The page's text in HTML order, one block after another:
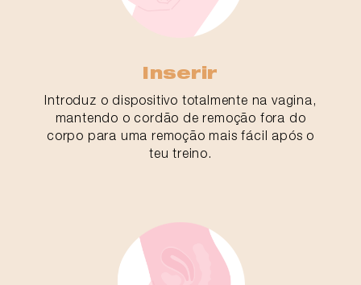
Inserir
Introduz o dispositivo totalmente na vagina,
mantendo o cordão de remoção fora do
corpo para uma remoção mais fácil após o
teu treino.